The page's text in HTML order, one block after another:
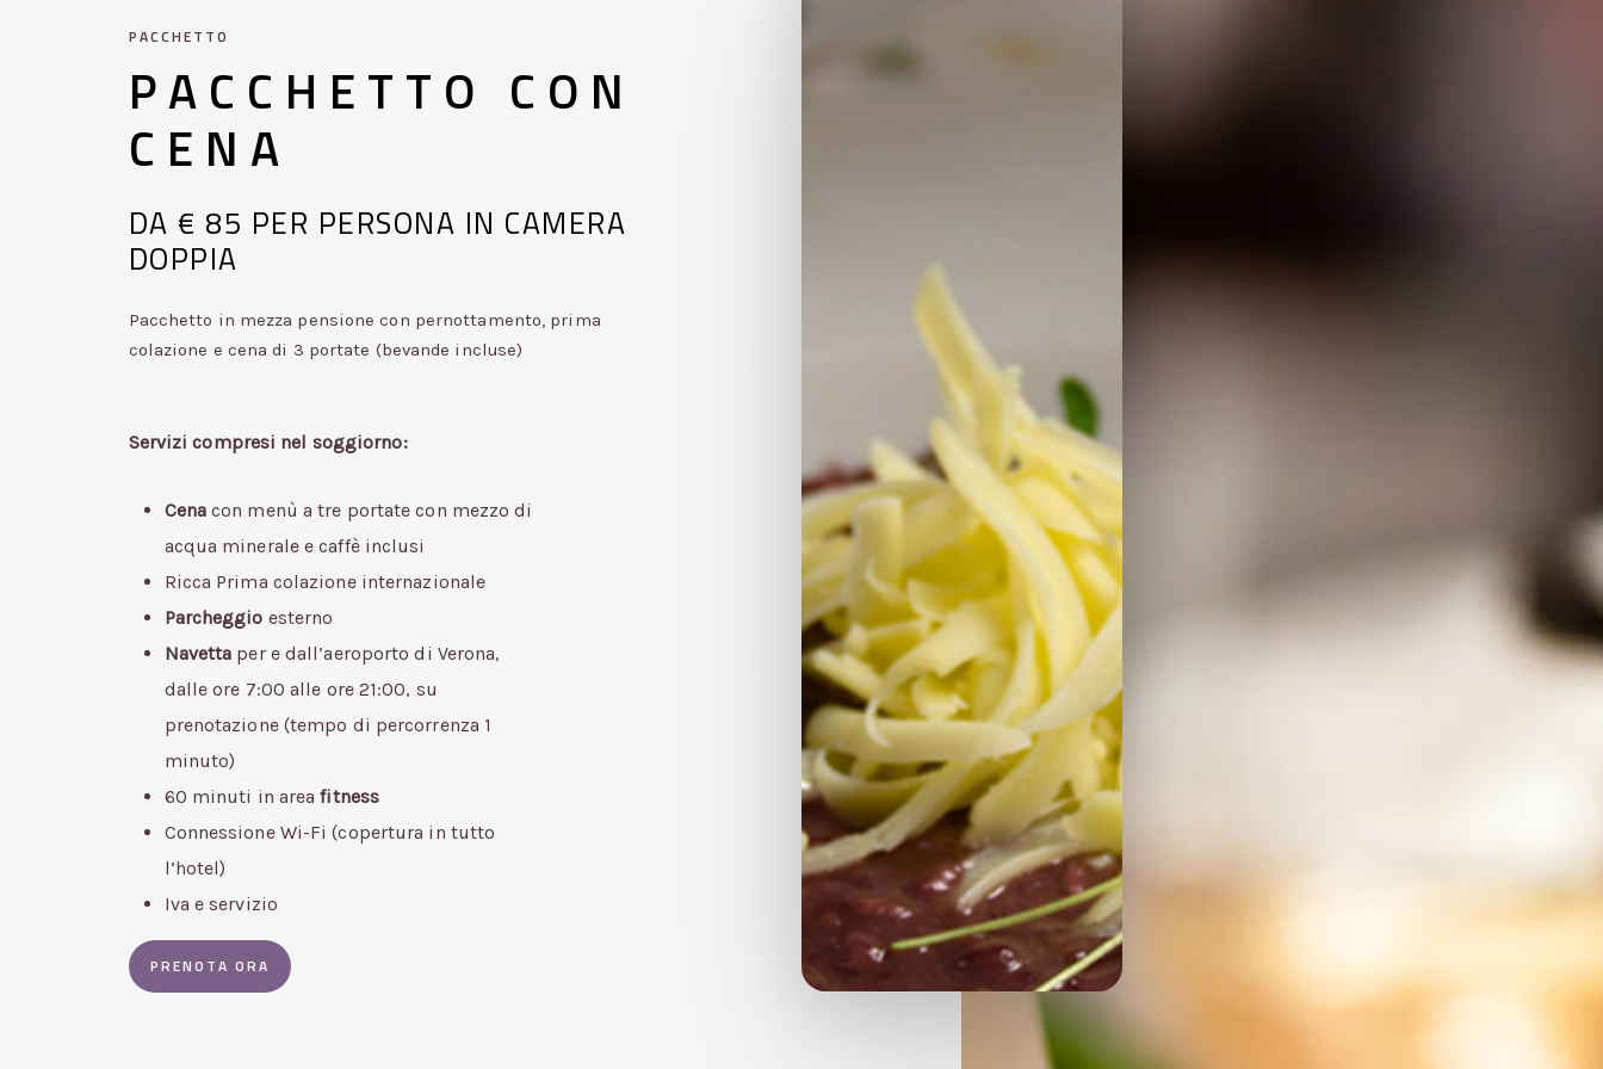
PACCHETTO
PACCHETTO CON
CENA
DA € 85 PER PERSONA IN CAMERA
DOPPIA
Pacchetto in mezza pensione con pernottamento, prima
colazione e cena di 3 portate (bevande incluse)
Servizi compresi nel soggiorno:
Cenacon menù a tre portate con mezzo di
acqua minerale e caffè inclusi
Ricca Prima colazione internazionale
Parcheggio esterno
Navetta per e dall’aeroporto di Verona,
dalle ore 7:00 alle ore 21:00, su
prenotazione (tempo di percorrenza 1
minuto)
60 minuti in areafitness
Connessione Wi-Fi (copertura in tutto
l’hotel)
Iva e servizio
PRENOTA ORA